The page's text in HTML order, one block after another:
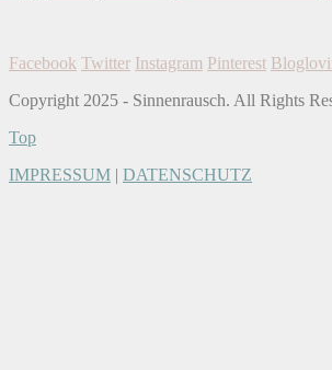
Facebook Twitter Instagram Pinterest
Copyright 2025 - Sinnenrausch. All Rights
Top
IMPRESSUM | DATENSCHUTZ